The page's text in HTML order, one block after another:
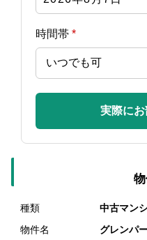
時間帯 *
実際に
種類
中古マン
物件名
グレンパ